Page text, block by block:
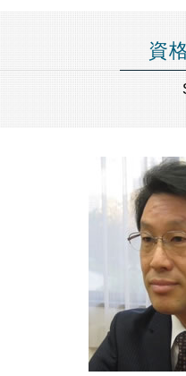
相続税 控除
相続税 確定申告
相続 寄与分
任意売却 メリット
任意売却 方法
任意売却 買い手がつ
M&A 種類
日本 m&a
事業承継 m&a
事業承継 後継者
株式 の 譲渡
事業譲渡 会社分割 違
中小企業庁 事業承継
株式譲渡 手続き
親 後見人 になるには
任意 後見人 できるこ
後見 とは
成年後見制度
任意後見 制度
成年後見人とは わか
認知症 預金管理
成年後見 東京都 弁護
任意売却 品川区 弁護
事業承継 神奈川県 弁
相続 節税 千葉県 弁護
相続 世田谷区 弁護士
事業承継 品川区 弁護
任意売却 目黒区 弁護
相続 節税 目黒区 弁護
遺言書作成 品川区 弁
事業承継 埼玉県 弁護
相続 目黒区 弁護士 相
遺言書作成 世田谷区
成年後見 目黒区 弁護
財産管理 港区 弁護士
相続 港区 弁護士 相談
資